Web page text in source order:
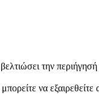
την
να εξαιρεθείτε